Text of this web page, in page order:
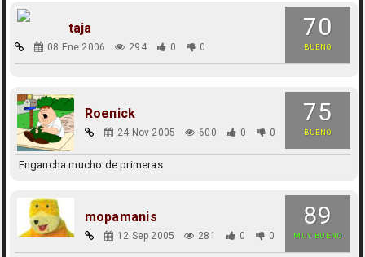
70
BUENO
taja
08 Ene 2006 294 0 0
75
BUENO
Roenick
24 Nov 2005 600 0 0
Engancha mucho de primeras
89
MUY BUENO
mopamanis
12 Sep 2005 281 0 0